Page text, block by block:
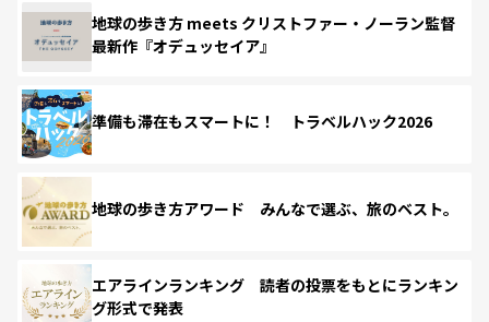
地球の歩き方 meets クリストファー・ノーラン監督
最新作『オデュッセイア』
準備も滞在もスマートに！ トラベルハック2026
地球の歩き方アワード みんなで選ぶ、旅のベスト。
エアラインランキング 読者の投票をもとにランキン
グ形式で発表